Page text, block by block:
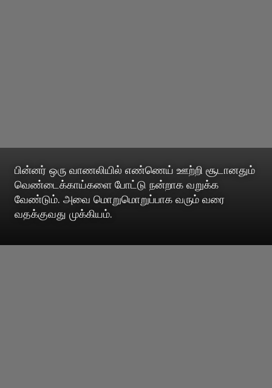
பின்னர் ஒரு வாணலியில் எண்ணெய் ஊற்றி சூடானதும்
வெண்டைக்காய்களை போட்டு நன்றாக வறுக்க
வேண்டும். அவை மொறுமொறுப்பாக வரும் வரை
வதக்குவது முக்கியம்.